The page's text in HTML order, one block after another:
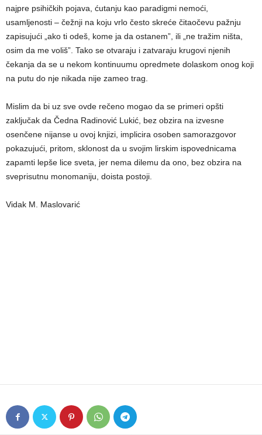
najpre psihičkih pojava, ćutanju kao paradigmi nemoći,
usamljenosti – čežnji na koju vrlo često skreće čitaočevu pažnju
zapisujući „ako ti odeš, kome ja da ostanem”, ili „ne tražim ništa,
osim da me voliš”. Tako se otvaraju i zatvaraju krugovi njenih
čekanja da se u nekom kontinuumu opredmete dolaskom onog koji
na putu do nje nikada nije zameo trag.
Mislim da bi uz sve ovde rečeno mogao da se primeri opšti
zaključak da Čedna Radinović Lukić, bez obzira na izvesne
osenčene nijanse u ovoj knjizi, implicira osoben samorazgovor
pokazujući, pritom, sklonost da u svojim lirskim ispovednicama
zapamti lepše lice sveta, jer nema dilemu da ono, bez obzira na
sveprisutnu monomaniju, doista postoji.
Vidak M. Maslovarić